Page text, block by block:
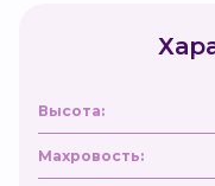
Высота:
Махровость: